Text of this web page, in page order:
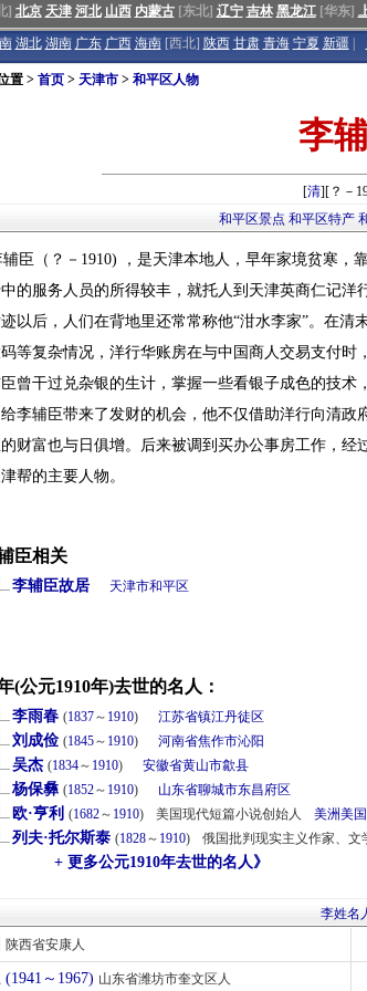
] 北京 天津 河北 山西 内蒙古[东北] 辽宁 吉林 黑龙江[华东]
湖北 湖南 广东 广西 海南[西北] 陕西 甘肃 青海 宁夏 新疆
置 > 首页> 天津市> 和平区人物
李
[清][？－
和平区景点 和平区特产
辅臣（？－1910) ，是天津本地人，早年家境贫寒，
的服务人员的所得较丰，就托人到天津英商仁记
以后，人们在背地里还常常称他“泔水李家”。在
等复杂情况，洋行华账房在与中国商人交易支付
曾干过兑杂银的生计，掌握一些看银子成色的技
李辅臣带来了发财的机会，他不仅借助洋行向清政
财富也与日俱增。后来被调到买办公事房工作，经
帮的主要人物。
臣相关
李辅臣故居 天津市和平区
元1910年)去世的名人：
李雨春 (1837～ 1910) 江苏省镇江丹徒区
刘成俭 (1845～ 1910) 河南省焦作市沁阳
吴杰 (1834～ 1910) 安徽省黄山市歙县
杨保彝 (1852～ 1910) 山东省聊城市东昌府区
欧·亨利 (1682～ 1910) 美国现代短篇小说创始人 美洲美国
列夫·托尔斯泰 (1828～ 1910) 俄国批判现实主义作家、文
+ 更多公元1910年去世的名人》
李姓名
陕西省安康人
～1967) 山东省潍坊市奎文区人